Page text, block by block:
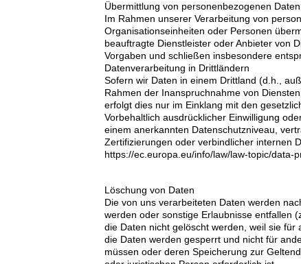
Übermittlung von personenbezogenen Daten
Im Rahmen unserer Verarbeitung von
Organisationseinheiten oder Personen
beauftragte Dienstleister oder Anbieter von
Vorgaben und schließen insbesondere
Datenverarbeitung in Drittländern
Sofern wir Daten in einem Drittland (d.h.,
Rahmen der Inanspruchnahme von
erfolgt dies nur im Einklang mit den
Vorbehaltlich ausdrücklicher Einwilligung
einem anerkannten Datenschutzniveau,
Zertifizierungen oder verbindlicher internen
https://ec.europa.eu/info/law/law-topic/data-
Löschung von Daten
Die von uns verarbeiteten Daten werden
werden oder sonstige Erlaubnisse entfallen
die Daten nicht gelöscht werden, weil sie
die Daten werden gesperrt und nicht für
müssen oder deren Speicherung zur